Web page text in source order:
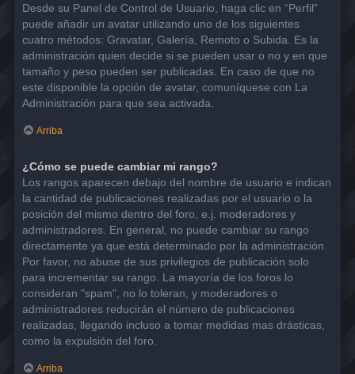
Desde su Panel de Control de Usuario, haga clic en “Perfil”
puede añadir un avatar utilizando uno de los siguientes
cuatro métodos: Gravatar, Galería, Remoto o Subida. Es la
administración quien decide si se pueden usar o no y en que
tamaño y peso pueden ser publicadas. En caso de que no
este disponible la opción de avatar, comuníquese con La
Administración para que sea activada.
Arriba
¿Cómo se puede cambiar mi rango?
Los rangos aparecen debajo del nombre de usuario e indican
la cantidad de publicaciones realizadas por el usuario o la
posición del mismo dentro del foro, e.j. moderadores y
administradores. En general, no puede cambiar su rango
directamente ya que está determinado por la administración.
Por favor, no abuse de sus privilegios de publicación solo
para incrementar su rango. La mayoría de los foros lo
consideran "spam", no lo toleran, y moderadores o
administradores reducirán el número de publicaciones
realizadas, llegando incluso a tomar medidas mas drásticas,
como la expulsión del foro.
Arriba